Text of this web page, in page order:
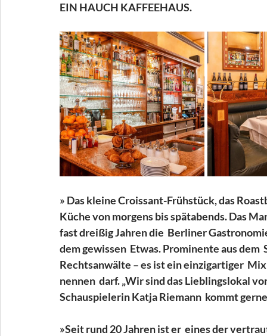
EIN HAUCH KAFFEEHAUS.
» Das kleine Croissant-Frühstück, das
Küche von morgens bis spätabends. Das
fast dreißig Jahren die  Berliner
dem gewissen  Etwas. Prominente aus
Rechtsanwälte – es ist ein einzigartiger
nennen  darf. „Wir sind das Lieblingslokal
Schauspielerin Katja Riemann  kommt
»Seit rund 20 Jahren ist er  eines der